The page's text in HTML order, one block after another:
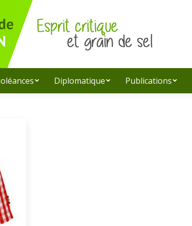
Diplomatique Publications